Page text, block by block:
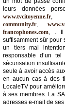
leurs données
www.tvcitoyenne.fr
community.fr
francophones.com , . Il
suffisamment sûr pour
un tiers mal
responsable d’un
sécurisation
seule à avoir accès
en aucun cas à des
LocaleTV pour
à ses membres. La
adresses e-mail de